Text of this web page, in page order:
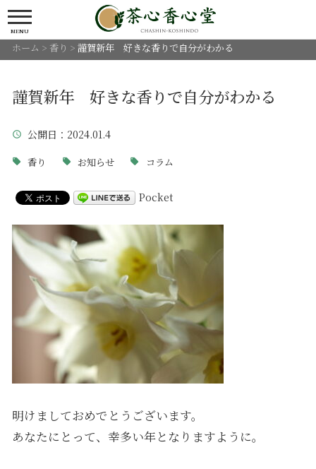
MENU
ホーム > 香り > 謹賀新年 好きな香りで自分がわかる
謹賀新年 好きな香りで自分がわかる
公開日 ：2024.01.4
香り お知らせ コラム
Pocket
明けましておめでとうございます。
あなたにとって、幸多い年となりますように。